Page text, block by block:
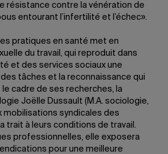
résistance contre la vénération de
entourant l’infertilité et l’échec».
pratiques en santé met en
du travail, qui reproduit dans
et des services sociaux une
tâches et la reconnaissance qui
cadre de ses recherches, la
Joëlle Dussault (M.A. sociologie,
mobilisations syndicales des
trait à leurs conditions de travail.
professionnelles, elle exposera
pour une meilleure